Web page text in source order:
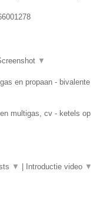
▼
en propaan - bivalente
multigas, cv - ketels op
▼ Introductie video ▼